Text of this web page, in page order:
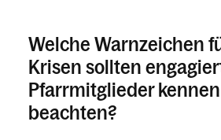
Welche Warnzeichen
Krisen sollten
Pfarrmitglieder
beachten?